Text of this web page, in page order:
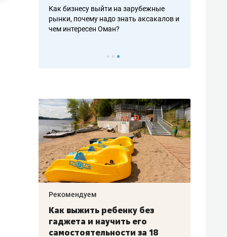
Как бизнесу выйти на зарубежные
рынки, почему надо знать аксакалов и
чем интересен Оман?
–
Рекомендуем
Как выжить ребенку без
гаджета и научить его
самостоятельности за 18